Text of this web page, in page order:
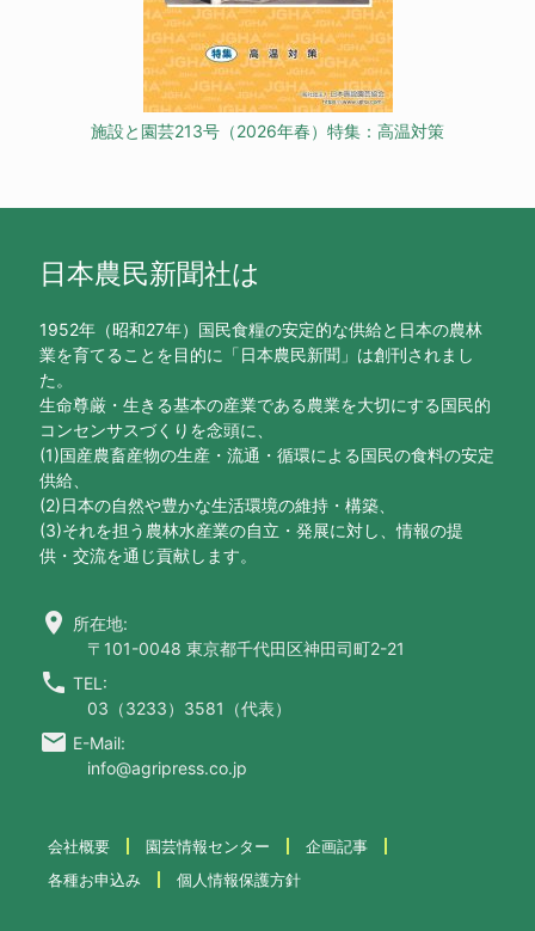
施設と園芸213号（2026年春）特集：高温対策
日本農民新聞社は
1952年（昭和27年）国民食糧の安定的な供給と日本の農林
業を育てることを目的に「日本農民新聞」は創刊されまし
た。
生命尊厳・生きる基本の産業である農業を大切にする国民的
コンセンサスづくりを念頭に、
(1)国産農畜産物の生産・流通・循環による国民の食料の安定
供給、
(2)日本の自然や豊かな生活環境の維持・構築、
(3)それを担う農林水産業の自立・発展に対し、情報の提
供・交流を通じ貢献します。
location_on 所在地:
〒101-0048 東京都千代田区神田司町2-21
call TEL:
03（3233）3581（代表）
email E-Mail:
info@agripress.co.jp
会社概要 園芸情報センター
企画記事
各種お申込み
個人情報保護方針